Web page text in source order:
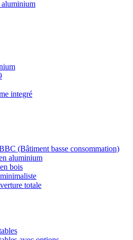
integré
(Bâtiment basse consommation)
aluminium
bois
totale